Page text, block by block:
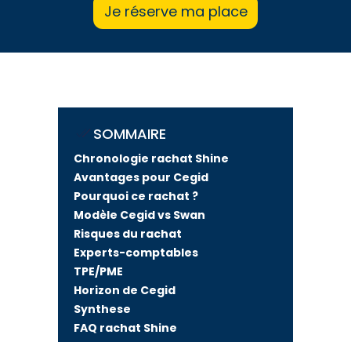
Je réserve ma place
SOMMAIRE
Chronologie rachat Shine
Avantages pour Cegid
Pourquoi ce rachat ?
Modèle Cegid vs Swan
Risques du rachat
Experts-comptables
TPE/PME
Horizon de Cegid
Synthese
FAQ rachat Shine